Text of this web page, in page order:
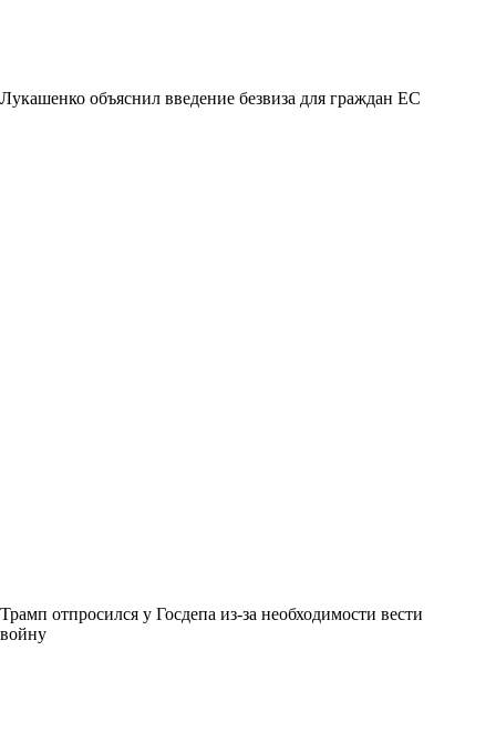
Лукашенко объяснил введение безвиза для граждан ЕС
Трамп отпросился у Госдепа из-за необходимости вести
войну